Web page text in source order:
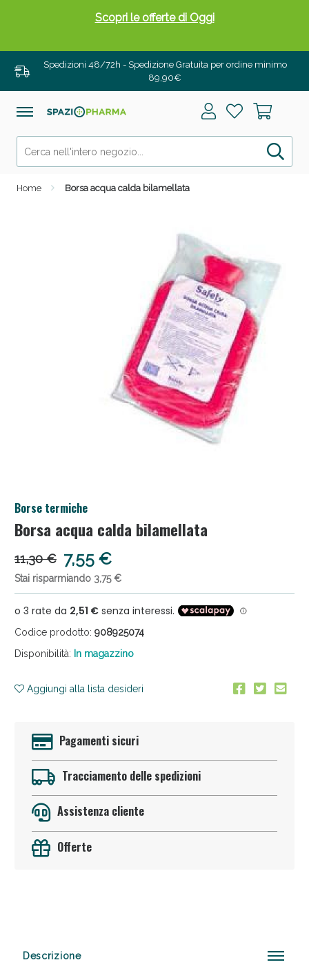
Spedizioni 48/72h - Spedizione Gratuita per ordine minimo
89,90€
Home Borsa acqua calda bilamellata
Borse termiche
Borsa acqua calda bilamellata
11,30 € 7,55 €
Stai risparmiando 3,75 €
Codice prodotto: 908925074
Disponibilità: In magazzino
Aggiungi alla lista desideri
Pagamenti sicuri
Tracciamento delle spedizioni
Assistenza cliente
Offerte
Descrizione
Scopri le offerte di Oggi
Drenanti e Pancia Piatta: Sconti fino al 55% validi
solo per OGGI!
Salini e Multivitaminici: oggi Sconto extra fino al
Anticellulite e Fanghi: Sconto fino al 40% valido
oggi!